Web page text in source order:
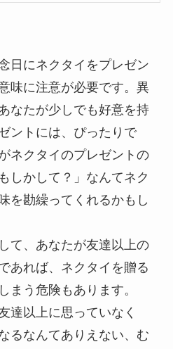
日にネクタイをプレゼン
味に注意が必要です。異
なたが少しでも好意を持
ントには、ぴったりで
ネクタイのプレゼントの
しかして？」なんてネク
を勘繰ってくれるかもし
て、あなたが友達以上の
あれば、ネクタイを贈る
まう危険もあります。
達以上に思っていなく
るなんてありえない、む